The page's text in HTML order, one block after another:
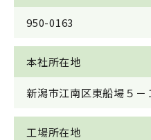
950-0163
本社所在地
新潟市江南区東船場５－
工場所在地